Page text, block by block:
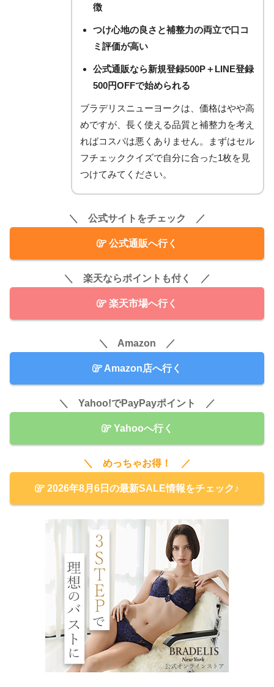
徴
つけ心地の良さと補整力の両立で口コ
ミ評価が高い
公式通販なら新規登録500P＋LINE登録
500円OFFで始められる
ブラデリスニューヨークは、価格はやや高
めですが、長く使える品質と補整力を考え
ればコスパは悪くありません。まずはセル
フチェッククイズで自分に合った1枚を見
つけてみてください。
＼ 公式サイトをチェック ／
公式通販へ行く
＼ 楽天ならポイントも付く ／
楽天市場へ行く
＼ Amazon ／
Amazon店へ行く
＼ Yahoo!でPayPayポイント ／
Yahooへ行く
＼ めっちゃお得！ ／
2026年8月6日の最新SALE情報をチェック♪